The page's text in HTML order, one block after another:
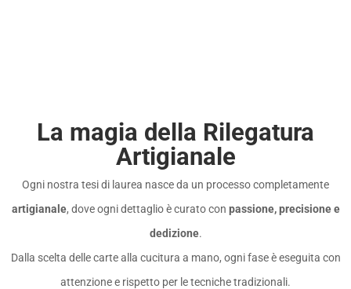
La magia della Rilegatura
Artigianale
Ogni nostra tesi di laurea nasce da un processo completamente
artigianale, dove ogni dettaglio è curato con passione, precisione e
dedizione.
Dalla scelta delle carte alla cucitura a mano, ogni fase è eseguita con
attenzione e rispetto per le tecniche tradizionali.